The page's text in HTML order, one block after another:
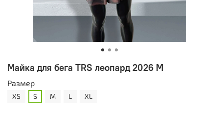
Майка для бега TRS леопард 2026 M
Размер
XS S M L XL